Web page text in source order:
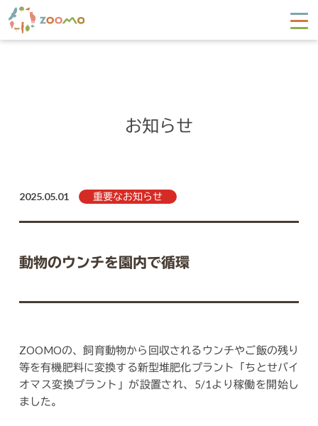
お知らせ
2025.05.01 重要なお知らせ
動物のウンチを園内で循環
ZOOMOの、飼育動物から回収されるウンチやご飯の残り
等を有機肥料に変換する新型堆肥化プラント「ちとせバイ
オマス変換プラント」が設置され、5/1より稼働を開始し
ました。